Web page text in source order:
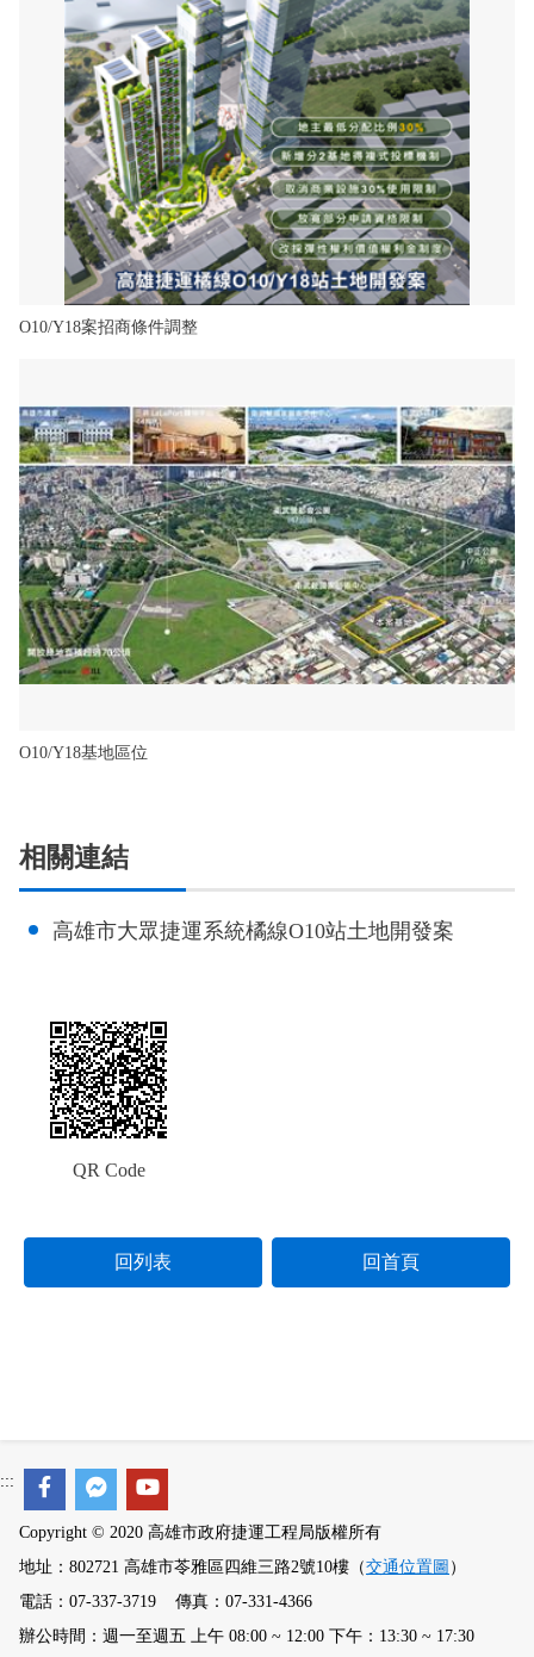
O10/Y18案招商條件調整
O10/Y18基地區位
相關連結
高雄市大眾捷運系統橘線O10站土地開發案
QR Code
回列表 回首頁
:::
Copyright © 2020 高雄市政府捷運工程局版權所有
地址：802721 高雄市苓雅區四維三路2號10樓（交通位置圖 ）
電話：07-337-3719 傳真：07-331-4366
辦公時間：週一至週五 上午 08:00 ~ 12:00 下午：13:30 ~ 17:30